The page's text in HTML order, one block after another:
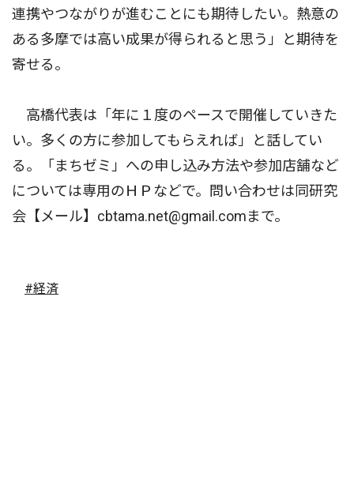
連携やつながりが進むことにも期待したい。熱意の
ある多摩では高い成果が得られると思う」と期待を
寄せる。
高橋代表は「年に１度のペースで開催していきた
い。多くの方に参加してもらえれば」と話してい
る。「まちゼミ」への申し込み方法や参加店舗など
については専用のＨＰなどで。問い合わせは同研究
会【メール】cbtama.net@gmail.comまで。
#経済